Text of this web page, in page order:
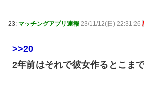
23: マッチングアプリ速報 23/11/12(日) 22:31:26
>>20
2年前はそれで彼女作るとこま